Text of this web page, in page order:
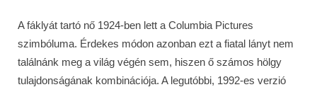
A fáklyát tartó nő 1924-ben lett a Columbia Pictures
szimbóluma. Érdekes módon azonban ezt a fiatal lányt nem
találnánk meg a világ végén sem, hiszen ő számos hölgy
tulajdonságának kombinációja. A legutóbbi, 1992-es verzió